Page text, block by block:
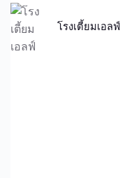
โรงเตี้ยมเอลฟ์